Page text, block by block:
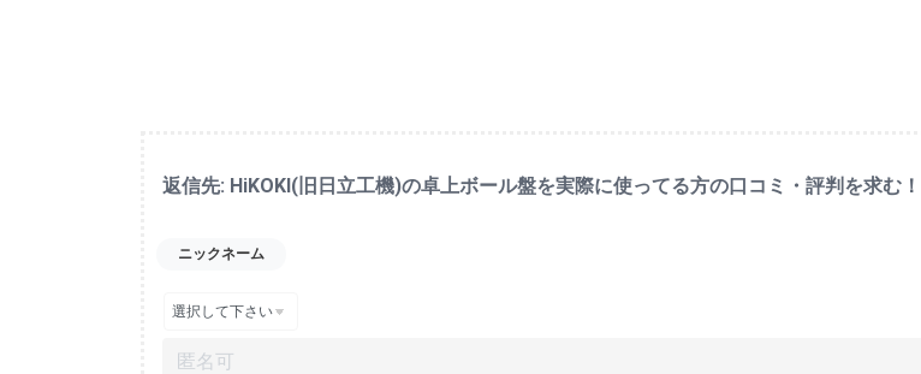
返信先: HiKOKI(旧日立工機)の卓上ボール盤を実際に使ってる方の口コミ・評判を求む！
ニックネーム